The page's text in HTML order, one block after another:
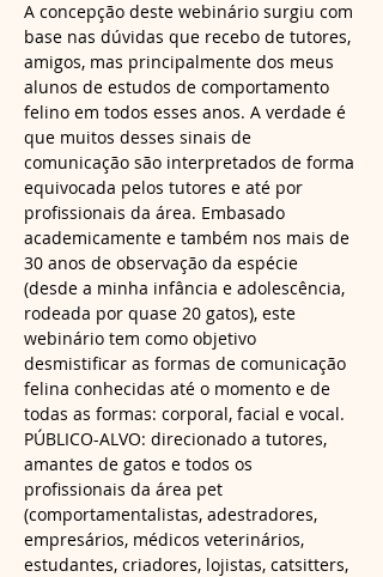
A concepção deste webinário surgiu com
base nas dúvidas que recebo de tutores,
amigos, mas principalmente dos meus
alunos de estudos de comportamento
felino em todos esses anos. A verdade é
que muitos desses sinais de
comunicação são interpretados de forma
equivocada pelos tutores e até por
profissionais da área. Embasado
academicamente e também nos mais de
30 anos de observação da espécie
(desde a minha infância e adolescência,
rodeada por quase 20 gatos), este
webinário tem como objetivo
desmistificar as formas de comunicação
felina conhecidas até o momento e de
todas as formas: corporal, facial e vocal.
PÚBLICO-ALVO: direcionado a tutores,
amantes de gatos e todos os
profissionais da área pet
(comportamentalistas, adestradores,
empresários, médicos veterinários,
estudantes, criadores, lojistas, catsitters,